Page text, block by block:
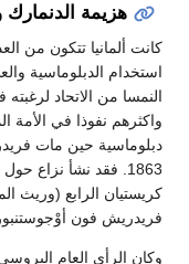
هزيمة الدنمارك
كانت ألمانيا تتكون من
استخدام الدبلوماسية
النمسا من الاتحاد
واكثرهم نفوذا في الأمة
دبلوماسية حين مات
1863. فقد نشأ نزاع
كريستيان الرابع (وريث
فريدريش فون
وكان الرأى العام